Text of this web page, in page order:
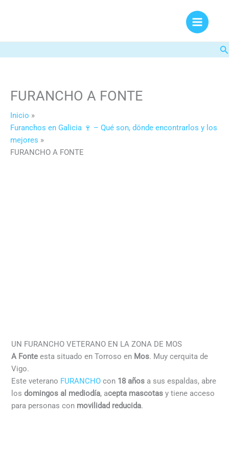
FURANCHO A FONTE
Inicio
Furanchos en Galicia 🍷 – Qué son, dónde encontrarlos y los
mejores
FURANCHO A FONTE
UN FURANCHO VETERANO EN LA ZONA DE MOS
A Fonteesta situado en Torroso en Mos. Muy cerquita de
Vigo.
Este veterano FURANCHOcon 18 añosa sus espaldas, abre
los domingos al mediodía, acepta mascotasy tiene acceso
para personas con movilidad reducida.